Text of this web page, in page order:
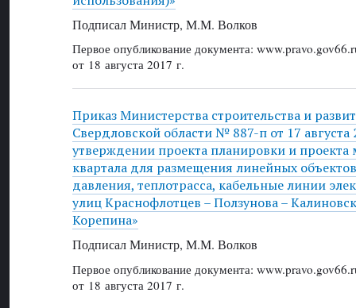
Подписал Министр, М.М. Волков
Первое опубликование документа:
от 18 августа 2017 г.
Приказ Министерства строительства и
Свердловской области № 887-п от 17 августа
утверждении проекта планировки и
квартала для размещения линейных
давления, теплотрасса, кабельные линии
улиц Краснофлотцев – Ползунова –
Корепина»
Подписал Министр, М.М. Волков
Первое опубликование документа:
от 18 августа 2017 г.